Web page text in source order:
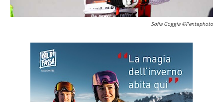
Sofia Goggia ©Pentaphoto